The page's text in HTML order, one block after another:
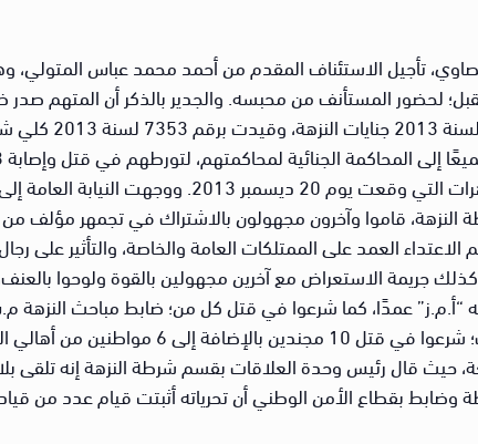
تأجيل الاستئناف المقدم من أحمد محمد عباس المتولي،
تظاهرات منطقة «الألف مسكن»، لجلسة 14 يوليو المقبل؛ لحضور المستأنف من محبسه. والجدير بالذكر
بالسجن المؤبد في 18 نوفمبر من
بينهم 4 ضباط شرطة، 10 مجندين وضابط صف (مندوب شرطة)-، خلال التظاهرات التي وقعت يوم
أنهم في يوم 20 ديسمبر 2013، بدائرة قسم شرطة النزهة، قاموا وآخرون مجهولون بالاشتراك في
العمد على الممتلكات العامة والخاصة، والتأثير على
جريمة الاستعراض مع آخرين مجهولين بالقوة ولوحوا
“أ.م.ز” عمدًا، كما شرعوا في قتل كل من؛ ضابط مباحث النزهة
وه.ع (ملازم أول)، وإ.ع (ملازم أول)، وأ.ع (مندوب شرطة). وبالإضافة إلى ذلك؛
حيث قال رئيس وحدة العلاقات بقسم شرطة النزهة إنه تلقى
بقطاع الأمن الوطني أن تحرياته أثبتت قيام عدد من